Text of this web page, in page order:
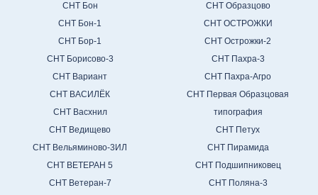
СНТ Бон
СНТ Бон-1
СНТ Бор-1
СНТ Борисово-3
СНТ Вариант
СНТ ВАСИЛЁК
СНТ Васхнил
СНТ Ведищево
СНТ Вельяминово-3ИЛ
СНТ ВЕТЕРАН 5
СНТ Ветеран-7
СНТ Образцово
СНТ ОСТРОЖКИ
СНТ Острожки-2
СНТ Пахра-3
СНТ Пахра-Агро
СНТ Первая Образцовая
типография
СНТ Петух
СНТ Пирамида
СНТ Подшипниковец
СНТ Поляна-3